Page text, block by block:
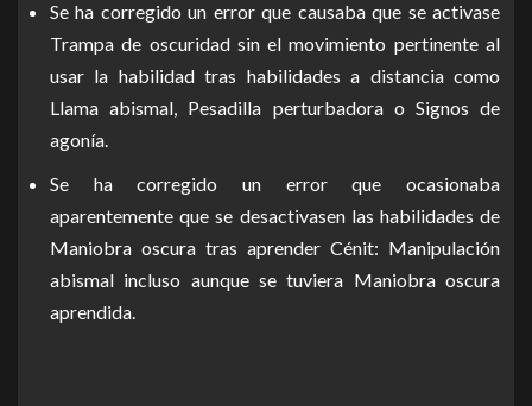
Se ha corregido un error que causaba que se activase
Trampa de oscuridad sin el movimiento pertinente al
usar la habilidad tras habilidades a distancia como
Llama abismal, Pesadilla perturbadora o Signos de
agonía.
Se ha corregido un error que ocasionaba
aparentemente que se desactivasen las habilidades de
Maniobra oscura tras aprender Cénit: Manipulación
abismal incluso aunque se tuviera Maniobra oscura
aprendida.